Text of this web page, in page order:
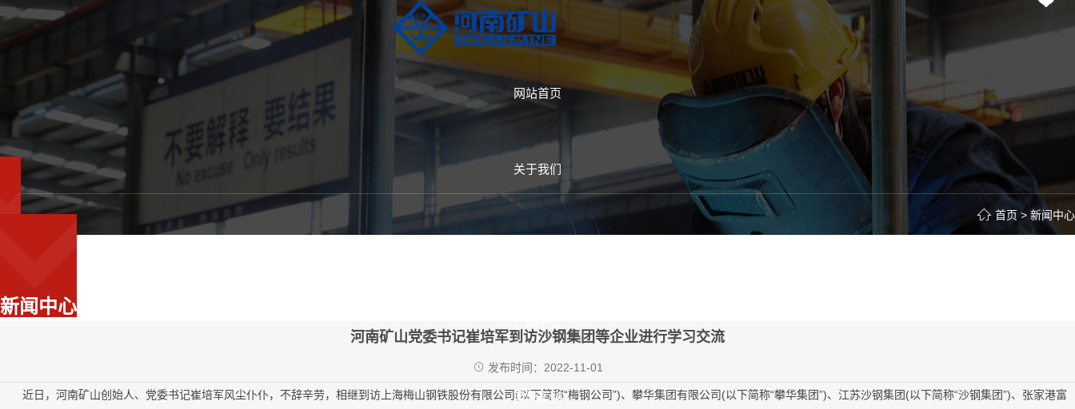
网站首页
关于我们
产品中心
查看全部
桥式起重机
新型起重机
典型案例
联系我们
查看全部
首页 > 新闻中心
新闻中心
河南矿山党委书记崔培军到访沙钢集团等企业进行学习交流
发布时间：2022-11-01
近日，河南矿山创始人、党委书记崔培军风尘仆仆，不辞辛劳，相继到访上海梅山钢铁股份有限公司(以下简称“梅钢公司”)、攀华集团有限公司(以下简称“攀华集团”)、江苏沙钢集团(以下简称“沙钢集团”)、张家港富